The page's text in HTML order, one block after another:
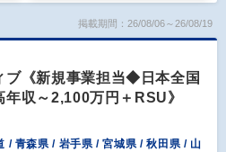
掲載期間：26/08/06～26/08/19
ブ《新規事業担当◆日本全国
収～2,100万円＋RSU》
/ 青森県 / 岩手県 / 宮城県 / 秋田県 / 山